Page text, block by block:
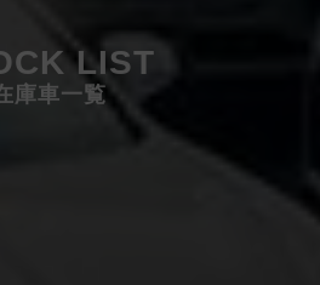
LIST
庫車一覧